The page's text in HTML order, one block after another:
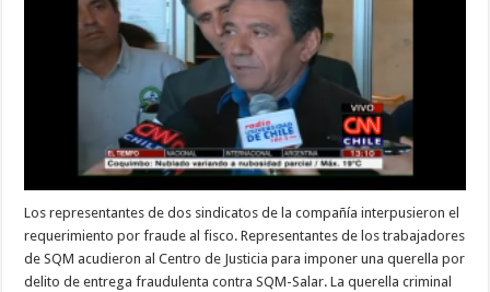
Los representantes de dos sindicatos de la compañía interpusieron el
requerimiento por fraude al fisco. Representantes de los trabajadores
de SQM acudieron al Centro de Justicia para imponer una querella por
delito de entrega fraudulenta contra SQM-Salar. La querella criminal